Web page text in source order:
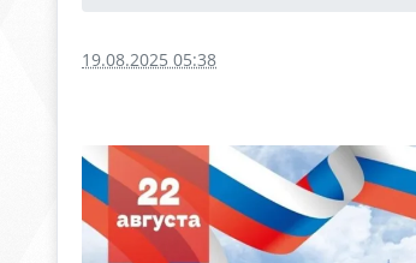
19.08.2025 05:38